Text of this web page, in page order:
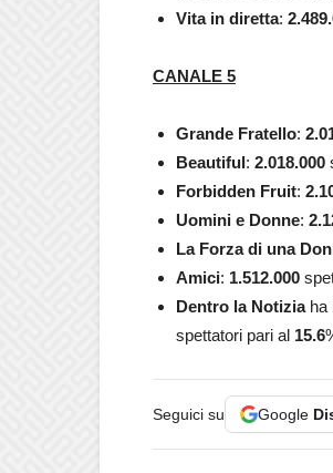
Vita in diretta:
CANALE 5
Grande Fratello:
Beautiful: 2.018.000
Forbidden Fruit:
Uomini e Donne:
La Forza di una
Amici: 1.512.000
Dentro la Notiziaha
spettatori pari al 15.6
Seguici su Google